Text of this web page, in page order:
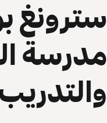
سترونغ
مدرسة